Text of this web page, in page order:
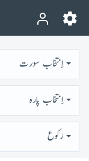
اِنتخاب سورت
اِنتخاب پارہ
رُكوع